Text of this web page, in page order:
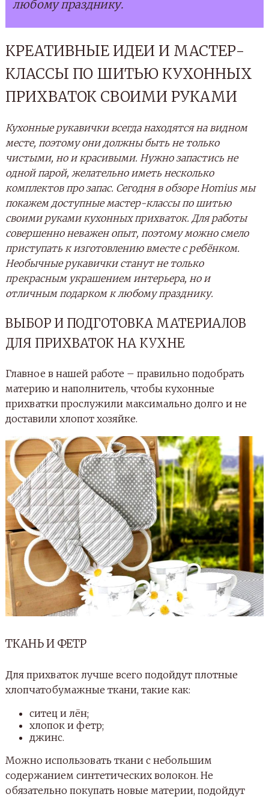
любому празднику.
КРЕАТИВНЫЕ ИДЕИ И МАСТЕР-
КЛАССЫ ПО ШИТЬЮ КУХОННЫХ
ПРИХВАТОК СВОИМИ РУКАМИ
Кухонные рукавички всегда находятся на видном
месте, поэтому они должны быть не только
чистыми, но и красивыми. Нужно запастись не
одной парой, желательно иметь несколько
комплектов про запас. Сегодня в обзоре Homius мы
покажем доступные мастер-классы по шитью
своими руками кухонных прихваток. Для работы
совершенно неважен опыт, поэтому можно смело
приступать к изготовлению вместе с ребёнком.
Необычные рукавички станут не только
прекрасным украшением интерьера, но и
отличным подарком к любому празднику.
ВЫБОР И ПОДГОТОВКА МАТЕРИАЛОВ
ДЛЯ ПРИХВАТОК НА КУХНЕ
Главное в нашей работе – правильно подобрать
материю и наполнитель, чтобы кухонные
прихватки прослужили максимально долго и не
доставили хлопот хозяйке.
ТКАНЬ И ФЕТР
Для прихваток лучше всего подойдут плотные
хлопчатобумажные ткани, такие как:
ситец и лён;
хлопок и фетр;
джинс.
Можно использовать ткани с небольшим
содержанием синтетических волокон. Не
обязательно покупать новые материи, подойдут